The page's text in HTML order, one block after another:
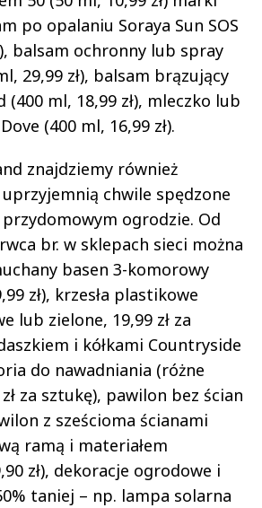
po opalaniu Soraya Sun SOS
balsam ochronny lub spray
29,99 zł), balsam brązujący
(400 ml, 18,99 zł), mleczko lub
(400 ml, 16,99 zł).
znajdziemy również
chwile spędzone
przydomowym ogrodzie. Od
br. w sklepach sieci można
basen 3-komorowy
zł), krzesła plastikowe
lub zielone, 19,99 zł za
i kółkami Countryside
do nawadniania (różne
za sztukę), pawilon bez ścian
z sześcioma ścianami
ramą i materiałem
zł), dekoracje ogrodowe i
taniej – np. lampa solarna